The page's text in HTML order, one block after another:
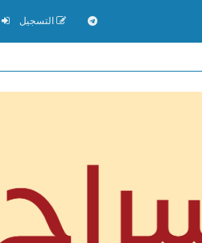
التسجيل